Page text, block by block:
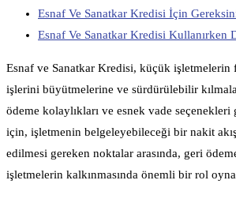
Esnaf Ve Sanatkar Kredisi İçin
Esnaf Ve Sanatkar Kredisi Kullanırken
Esnaf ve Sanatkar Kredisi, küçük işletmelerin
işlerini büyütmelerine ve sürdürülebilir
ödeme kolaylıkları ve esnek vade
için, işletmenin belgeleyebileceği bir nakit
edilmesi gereken noktalar arasında, geri
işletmelerin kalkınmasında önemli bir rol